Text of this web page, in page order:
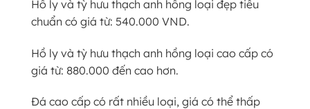
Hồ ly và tỳ hưu thạch anh hồng loại đẹp tiêu
chuẩn có giá từ: 540.000 VND.
Hồ ly và tỳ hưu thạch anh hồng loại cao cấp có
giá từ: 880.000 đến cao hơn.
Đá cao cấp có rất nhiều loại, giá có thể thấp